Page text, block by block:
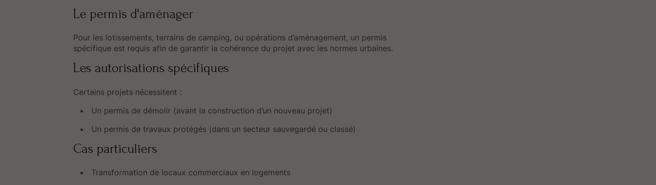
Le permis d'aménager
Pour les lotissements, terrains de camping, ou opérations d’aménagement, un permis
spécifique est requis afin de garantir la cohérence du projet avec les normes urbaines.
Les autorisations spécifiques
Certains projets nécessitent :
Un permis de démolir (avant la construction d’un nouveau projet)
Un permis de travaux protégés (dans un secteur sauvegardé ou classé)
Cas particuliers
Transformation de locaux commerciaux en logements